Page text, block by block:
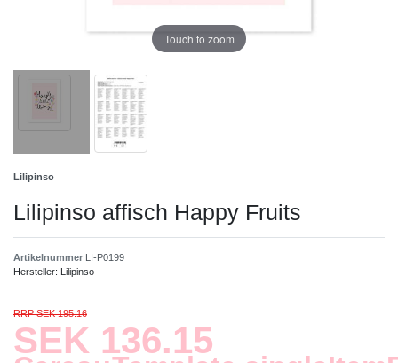
Touch to zoom
Lilipinso
Lilipinso affisch Happy Fruits
Artikelnummer
LI-P0199
Hersteller:
Lilipinso
RRP SEK 195.16
SEK 136.15